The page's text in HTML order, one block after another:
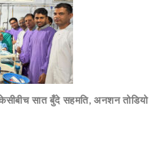
केसीबीच सात बुँदे सहमति, अनशन तोडियो